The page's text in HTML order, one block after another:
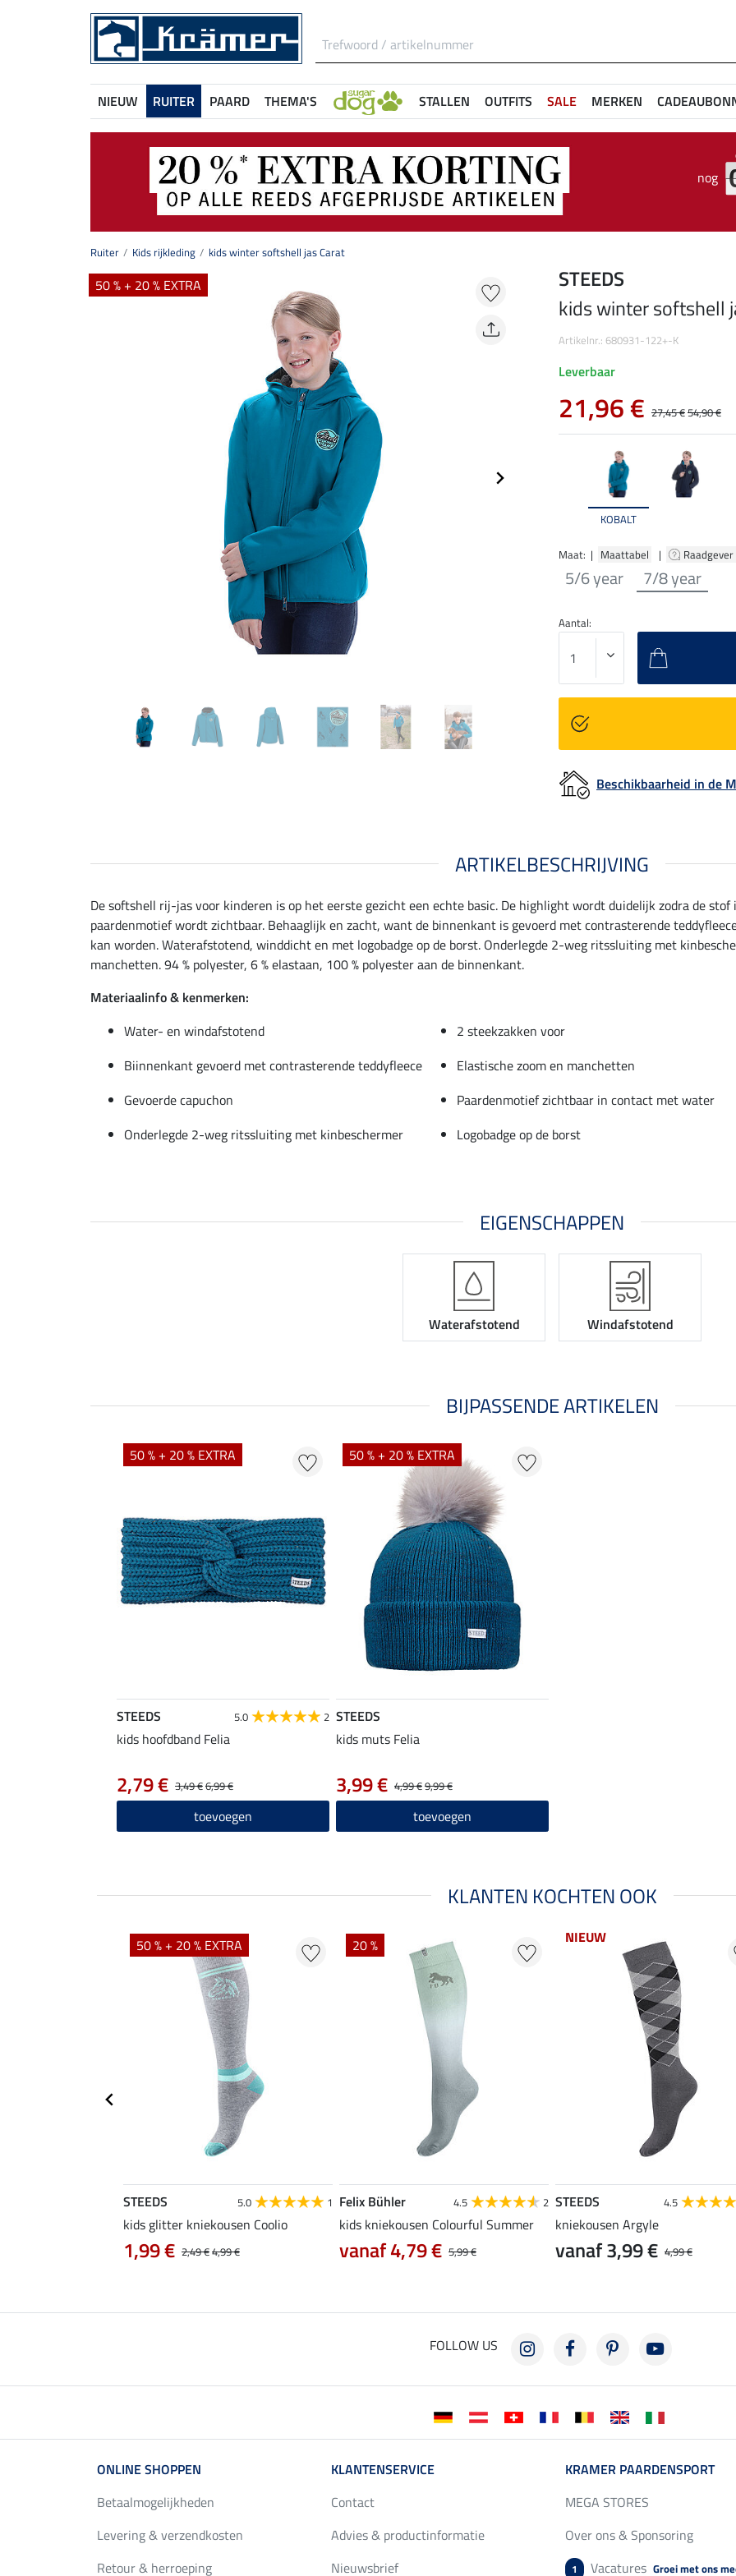
NIEUW RUITER PAARD THEMA'S STALLEN OUTFITS SALE MERKEN
nog
Ruiter Kids rijkleding kids winter softshell jas Carat
50 % + 20 % EXTRA
KOBALT
Maat: | Maattabel | Raadgever
5/6 year 7/8 year
STEEDS
kids winter softshell
Artikelnr.: 680931-122+-K
Leverbaar
21,96 € 27,45 €54,90 €
Aantal:
Beschikbaarheid in de
ARTIKELBESCHRIJVING
De softshell rij-jas voor kinderen is op het eerste gezicht een echte basic. De highlight wordt duidelijk zodra de
paardenmotief wordt zichtbaar. Behaaglijk en zacht, want de binnenkant is gevoerd met contrasterende
kan worden. Waterafstotend, winddicht en met logobadge op de borst. Onderlegde 2-weg ritssluiting met
manchetten. 94 % polyester, 6 % elastaan, 100 % polyester aan de binnenkant.
Materiaalinfo & kenmerken:
Water- en windafstotend
2 steekzakken voor
Biinnenkant gevoerd met contrasterende teddyfleece
Elastische zoom en manchetten
Gevoerde capuchon
Paardenmotief zichtbaar in contact met water
Onderlegde 2-weg ritssluiting met kinbeschermer
Logobadge op de borst
EIGENSCHAPPEN
Waterafstotend Windafstotend
BIJPASSENDE ARTIKELEN
50 % + 20 % EXTRA
STEEDS 5.0 2
kids hoofdband Felia
3,49 €6,99 €
2,79 €
toevoegen
50 % + 20 % EXTRA
STEEDS
kids muts Felia
4,99 €9,99 €
3,99 €
toevoegen
KLANTEN KOCHTEN OOK
50 % + 20 % EXTRA
STEEDS 5.0 1
kids glitter kniekousen Coolio
2,49 €4,99 €
1,99 €
20 %
Felix Bühler 4.5 2
kids kniekousen Colourful Summer
5,99 €
vanaf 4,79 €
NIEUW
STEEDS 4.5
kniekousen Argyle
4,99 €
vanaf 3,99 €
FOLLOW US
ONLINE SHOPPEN
Betaalmogelijkheden
Levering & verzendkosten
Retour & herroeping
KLANTENSERVICE
Contact
Advies & productinformatie
Nieuwsbrief
KRAMER PAARDENSPORT
MEGA STORES
Over ons & Sponsoring
1 Vacatures Groei met ons